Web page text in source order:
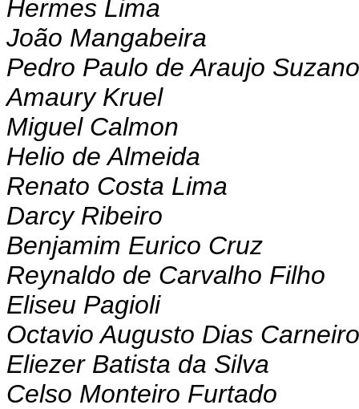
Hermes Lima
João Mangabeira
Pedro Paulo de Araujo Suzano
Amaury Kruel
Miguel Calmon
Helio de Almeida
Renato Costa Lima
Darcy Ribeiro
Benjamim Eurico Cruz
Reynaldo de Carvalho Filho
Eliseu Pagioli
Octavio Augusto Dias Carneiro
Eliezer Batista da Silva
Celso Monteiro Furtado